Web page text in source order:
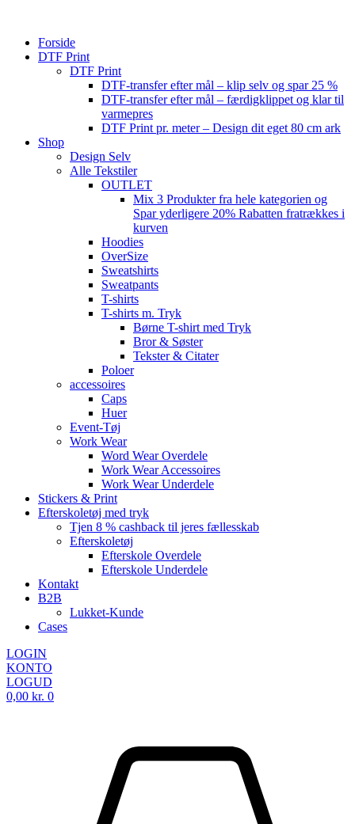
Forside
DTF Print
DTF Print
DTF-transfer efter mål – klip selv og spar 25 %
DTF-transfer efter mål – færdigklippet og klar til
varmepres
DTF Print pr. meter – Design dit eget 80 cm ark
Shop
Design Selv
Alle Tekstiler
OUTLET
Mix 3 Produkter fra hele kategorien og
Spar yderligere 20% Rabatten fratrækkes i
kurven
Hoodies
OverSize
Sweatshirts
Sweatpants
T-shirts
T-shirts m. Tryk
Børne T-shirt med Tryk
Bror & Søster
Tekster & Citater
Poloer
accessoires
Caps
Huer
Event-Tøj
Work Wear
Word Wear Overdele
Work Wear Accessoires
Work Wear Underdele
Stickers & Print
Efterskoletøj med tryk
Tjen 8 % cashback til jeres fællesskab
Efterskoletøj
Efterskole Overdele
Efterskole Underdele
Kontakt
B2B
Lukket-Kunde
Cases
LOGIN
KONTO
LOGUD
0,00 kr. 0